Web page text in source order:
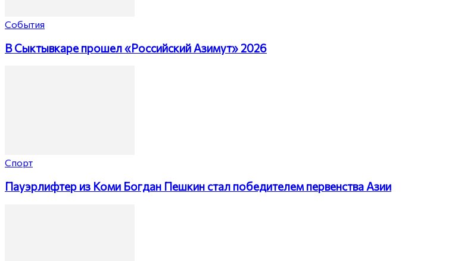
События
В Сыктывкаре прошел «Российский Азимут» 2026
Спорт
Пауэрлифтер из Коми Богдан Пешкин стал победителем первенства Азии